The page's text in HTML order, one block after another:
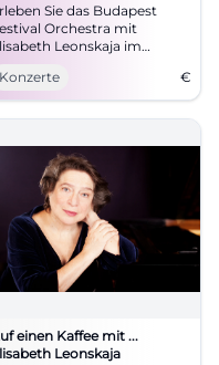
Sie das Budapest
Orchestra mit
Leonskaja im
Ein Highlight
Kissinger Sommers!
Konzerte €
einen Kaffee mit ...
Leonskaja